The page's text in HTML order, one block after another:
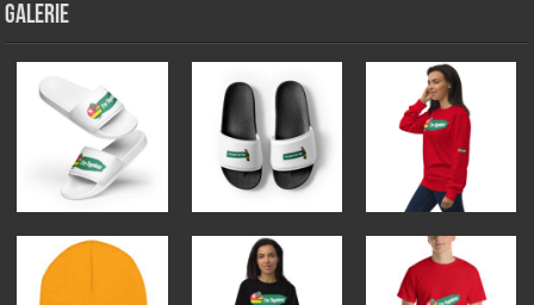
GALERIE